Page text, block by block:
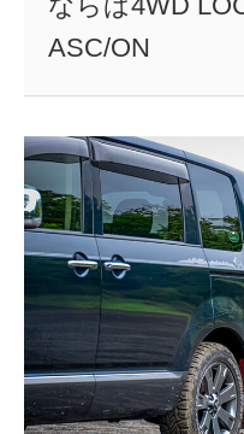
ASC/ON